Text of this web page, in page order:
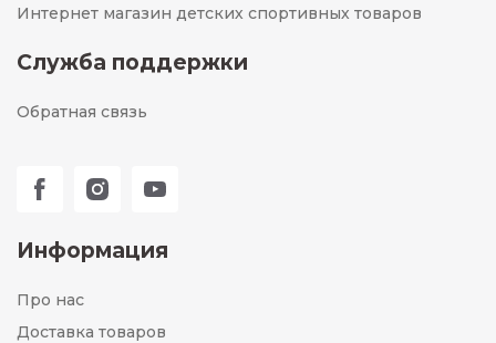
Интернет магазин детских спортивных товаров
Служба поддержки
Обратная связь
Информация
Про нас
Доставка товаров